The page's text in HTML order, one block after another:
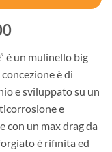
è un mulinello big
è di
e sviluppato su un
e
con un max drag da
è rifinita ed